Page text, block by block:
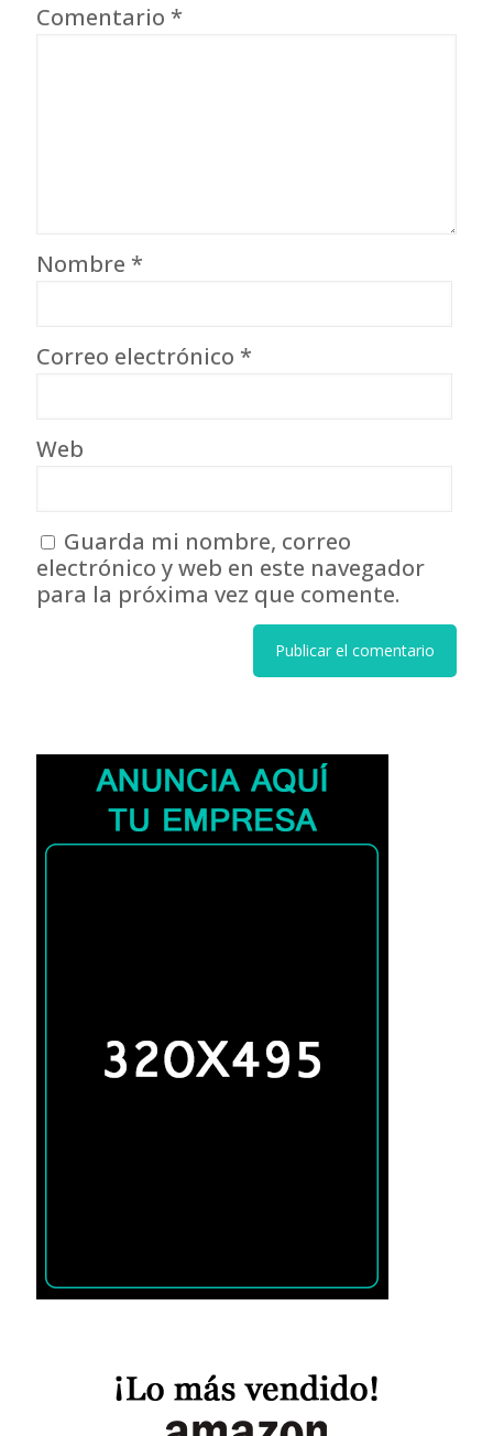
Comentario *
Nombre *
Correo electrónico *
Web
Guarda mi nombre, correo
electrónico y web en este navegador
para la próxima vez que comente.